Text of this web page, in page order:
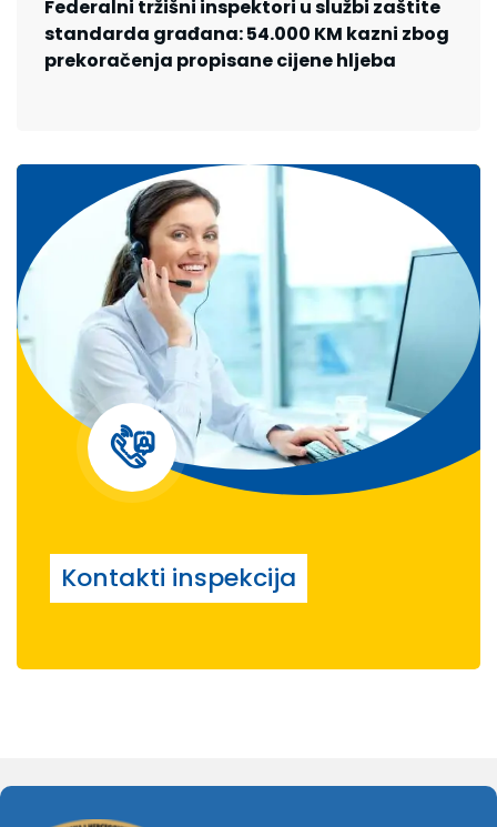
Federalni tržišni inspektori u službi zaštite
standarda građana: 54.000 KM kazni zbog
prekoračenja propisane cijene hljeba
Kontakti inspekcija